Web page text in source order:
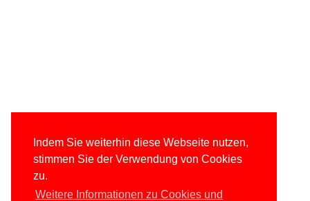
Indem Sie weiterhin diese Webseite nutzen,
stimmen Sie der Verwendung von Cookies
zu.
Weitere Informationen zu Cookies und